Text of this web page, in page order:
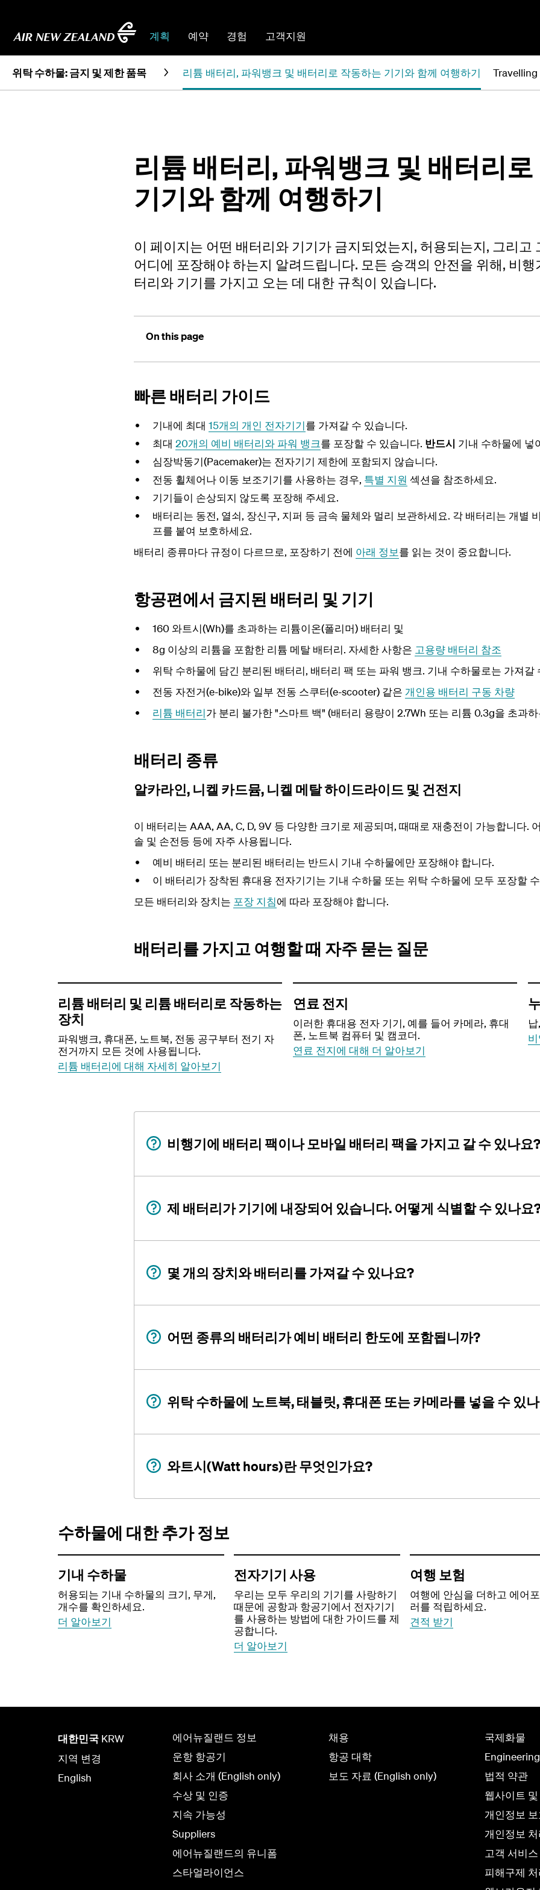
계획 예약 경험 고객지원
위탁 수하물: 금지 및 제한 품목 리튬 배터리, 파워뱅크 및 배터리로 작동하는 기기와 함께 여행하기
리튬 배터리, 파워뱅크 및 배터리
기기와 함께 여행하기
이 페이지는 어떤 배터리와 기기가 금지되었는지, 허용되는지, 그리고
어디에 포장해야 하는지 알려드립니다. 모든 승객의 안전을 위해, 비행
터리와 기기를 가지고 오는 데 대한 규칙이 있습니다.
On this page
빠른 배터리 가이드
기내에 최대 15개의 개인 전자기기를 가져갈 수 있습니다.
최대 20개의 예비 배터리와 파워 뱅크를 포장할 수 있습니다. 반드시 기내 수하물에 넣
심장박동기(Pacemaker)는 전자기기 제한에 포함되지 않습니다.
전동 휠체어나 이동 보조기기를 사용하는 경우, 특별 지원 섹션을 참조하세요.
기기들이 손상되지 않도록 포장해 주세요.
배터리는 동전, 열쇠, 장신구, 지퍼 등 금속 물체와 멀리 보관하세요. 각 배터리는 개별
프를 붙여 보호하세요.
배터리 종류마다 규정이 다르므로, 포장하기 전에 아래 정보를 읽는 것이 중요합니다.
항공편에서 금지된 배터리 및 기기
160 와트시(Wh)를 초과하는 리튬이온(폴리머) 배터리 및
8g 이상의 리튬을 포함한 리튬 메탈 배터리. 자세한 사항은 고용량 배터리 참조
위탁 수하물에 담긴 분리된 배터리, 배터리 팩 또는 파워 뱅크. 기내 수하물로는 가져갈
전동 자전거(e-bike)와 일부 전동 스쿠터(e-scooter) 같은 개인용 배터리 구동 차량
리튬 배터리가 분리 불가한 "스마트 백" (배터리 용량이 2.7Wh 또는 리튬 0.3g을 초과
배터리 종류
알카라인, 니켈 카드뮴, 니켈 메탈 하이드라이드 및 건전지
이 배터리는 AAA, AA, C, D, 9V 등 다양한 크기로 제공되며, 때때로 재충전이 가능합니다.
솔 및 손전등 등에 자주 사용됩니다.
예비 배터리 또는 분리된 배터리는 반드시 기내 수하물에만 포장해야 합니다.
이 배터리가 장착된 휴대용 전자기기는 기내 수하물 또는 위탁 수하물에 모두 포장할
모든 배터리와 장치는 포장 지침에 따라 포장해야 합니다.
배터리를 가지고 여행할 때 자주 묻는 질문
리튬 배터리 및 리튬 배터리로 작동하는
장치
파워뱅크, 휴대폰, 노트북, 전동 공구부터 전기 자
전거까지 모든 것에 사용됩니다.
리튬 배터리에 대해 자세히 알아보기
연료 전지
이러한 휴대용 전자 기기, 예를 들어 카메라, 휴대
폰, 노트북 컴퓨터 및 캠코더.
연료 전지에 대해 더 알아보기
비행기에 배터리 팩이나 모바일 배터리 팩을 가지고 갈 수 있나요?
제 배터리가 기기에 내장되어 있습니다. 어떻게 식별할 수 있나요
몇 개의 장치와 배터리를 가져갈 수 있나요?
어떤 종류의 배터리가 예비 배터리 한도에 포함됩니까?
위탁 수하물에 노트북, 태블릿, 휴대폰 또는 카메라를 넣을 수 있
와트시(Watt hours)란 무엇인가요?
수하물에 대한 추가 정보
기내 수하물
허용되는 기내 수하물의 크기, 무게,
개수를 확인하세요.
더 알아보기
전자기기 사용
우리는 모두 우리의 기기를 사랑하기
때문에 공항과 항공기에서 전자기기
를 사용하는 방법에 대한 가이드를 제
공합니다.
더 알아보기
여행 보험
여행에 안심을 더하고 에어
러를 적립하세요.
견적 받기
대한민국 KRW
지역 변경
English
에어뉴질랜드 정보
운항 항공기
회사 소개 (English only)
수상 및 인증
지속 가능성
Suppliers
에어뉴질랜드의 유니폼
스타얼라이언스
채용
항공 대학
보도 자료 (English only)
국제화물
법적 약관
웹사이트
개인정보
개인정보
고객 서비
피해구제